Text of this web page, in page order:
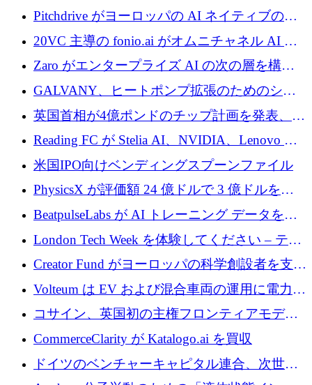
ロを確保
Pitchdrive がヨーロッパの AI ネイティブの創
業者を支援するために 6,000 万ユーロを調達
20VC 主導の fonio.ai がオムニチャネル AI プ
ラットフォームのために 1,700 万ドルを調達
Zaro がエンタープライズ AI の次の層を構築
するために 510 万ドルを獲得
GALVANY、ヒートポンプ拡張のためのシー
ドラウンドで1,000万ユーロを確保
英国首相が4億ポンドのチップ計画を発表、英
国の新興企業は「ここで拡大」し「ここに留
まる」
Reading FC が Stelia AI、NVIDIA、Lenovo と
協力して AI Center of Excellence を立ち上げ
米国IPO向けベンディングスプーンファイル
PhysicsX が評価額 24 億ドルで 3 億ドルを調
達
BeatpulseLabs が AI トレーニング データを拡
張するために 180 万ドルのプレシードを調達
London Tech Week を体験してください – テク
ノロジーがヨーロッパのイノベーションの未
来を形作る場所
Creator Fund がヨーロッパの科学創設者を支援
するために 5,600 万ドルを調達
Volteum は EV および混合車両の運用に電力を
供給するために 250 万ユーロを寄付
コサイン、英国初の主権フロンティアモデル
で業界の支援を確保
CommerceClarity が Katalogo.ai を買収
ドイツのベンチャーキャピタル連合、次世代
スタートアップの成長に向けて機関投資家へ